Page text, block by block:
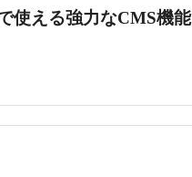
使える強力なCMS機能